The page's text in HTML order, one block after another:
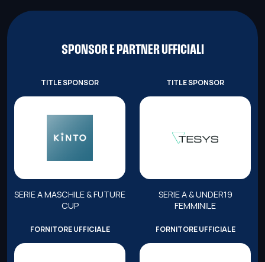
SPONSOR E PARTNER UFFICIALI
TITLE SPONSOR
SERIE A MASCHILE & FUTURE
CUP
TITLE SPONSOR
SERIE A & UNDER19
FEMMINILE
FORNITORE UFFICIALE FORNITORE UFFICIALE